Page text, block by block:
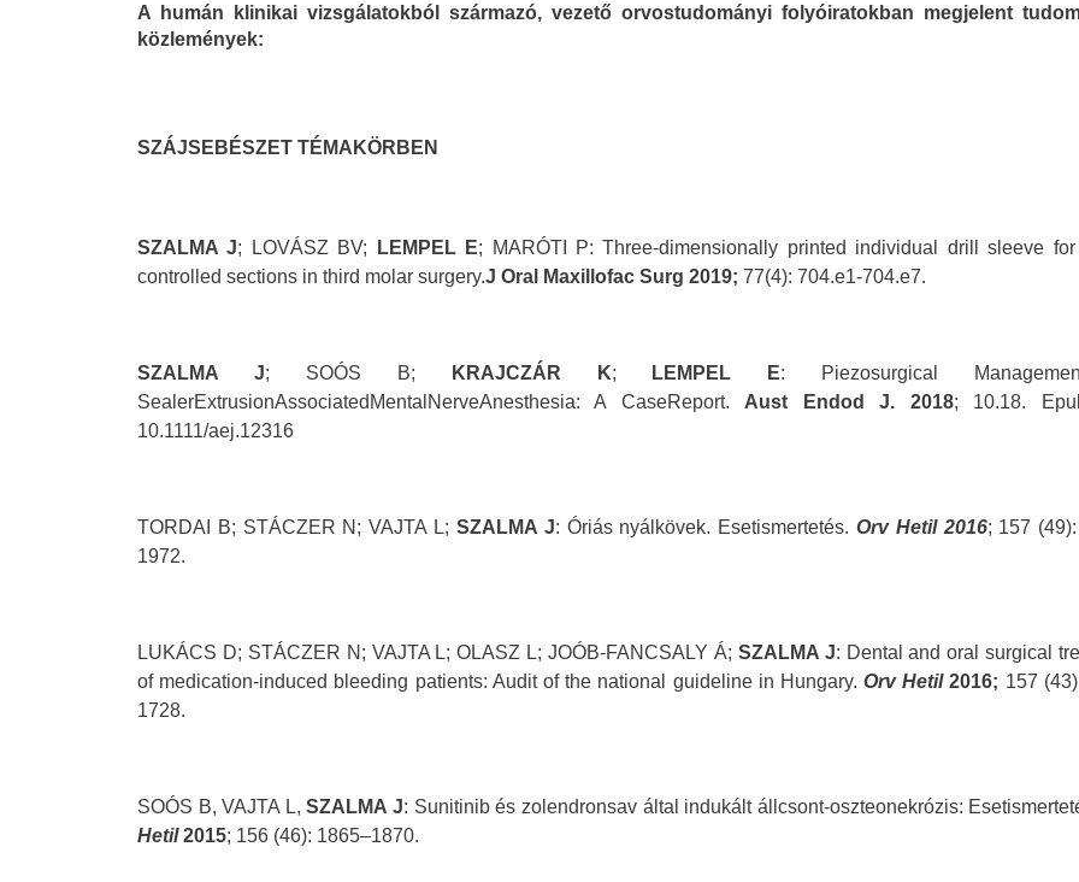
A humán klinikai vizsgálatokból származó, vezető orvostudományi folyóiratokban megjelent
közlemények:
SZÁJSEBÉSZET TÉMAKÖRBEN
SZALMA J; LOVÁSZ BV; LEMPEL E; MARÓTI P: Three-dimensionally printed individual drill sleeve for
controlled sections in third molar surgery.J Oral Maxillofac Surg 2019; 77(4): 704.e1-704.e7.
SZALMA J; SOÓS B; KRAJCZÁR K; LEMPEL E: Piezosurgical
SealerExtrusionAssociatedMentalNerveAnesthesia: A CaseReport. Aust Endod J. 2018; 10.18.
10.1111/aej.12316
TORDAI B; STÁCZER N; VAJTA L; SZALMA J: Óriás nyálkövek. Esetismertetés. Orv Hetil 2016; 157
1972.
LUKÁCS D; STÁCZER N; VAJTA L; OLASZ L; JOÓB-FANCSALY Á; SZALMA J: Dental and oral surgical
of medication-induced bleeding patients: Audit of the national guideline in Hungary.Orv Hetil2016; 157
1728.
SOÓS B, VAJTA L,SZALMA J: Sunitinib és zolendronsav által indukált állcsont-oszteonekrózis:
Hetil2015; 156 (46): 1865–1870.